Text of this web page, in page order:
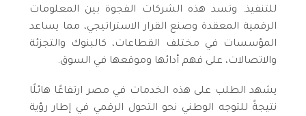
للتنفيذ. وتسد هذه الشركات الفجوة بين المعلومات
الرقمية المعقدة وصنع القرار الاستراتيجي، مما يساعد
المؤسسات في مختلف القطاعات، كالبنوك والتجزئة
والاتصالات، على فهم أدائها وموقعها في السوق.
يشهد الطلب على هذه الخدمات في مصر ارتفاعًا هائلًا
نتيجةً للتوجه الوطني نحو التحول الرقمي في إطار رؤية